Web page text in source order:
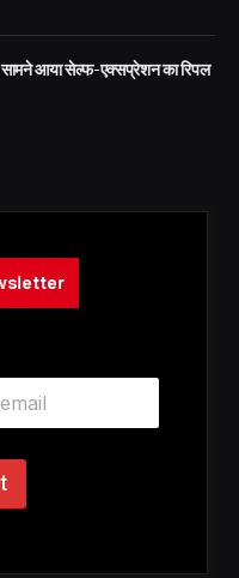
सामने आया सेल्फ-एक्सप्रेशन का रिपल